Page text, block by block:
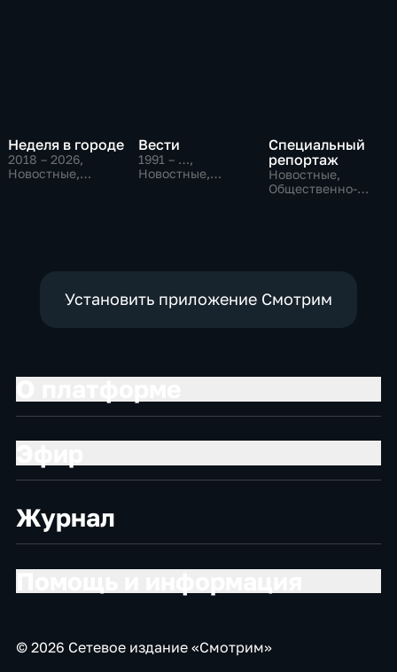
Неделя в городе
2018 – 2026,
Новостные,
Вести
1991 – …,
Новостные,
Специальный
репортаж
Новостные,
Общественно-
Установить приложение Смотрим
Журнал
© 2026 Сетевое издание «Смотрим»